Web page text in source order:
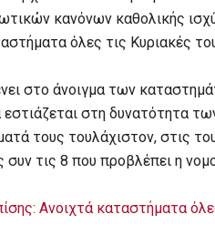
κανόνων καθολικής
όλες τις Κυριακές
στο άνοιγμα των
στη δυνατότητα
τους τουλάχιστον, στις
συν τις 8 που προβλέπει η
Ανοιχτά καταστήματα